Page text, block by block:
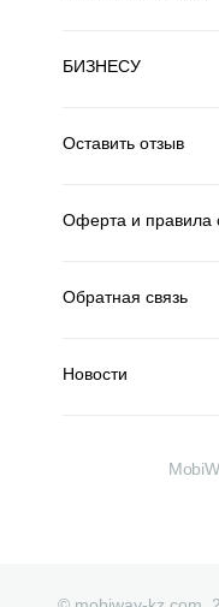
БИЗНЕСУ
Оставить отзыв
Оферта и правила
Обратная связь
Новости